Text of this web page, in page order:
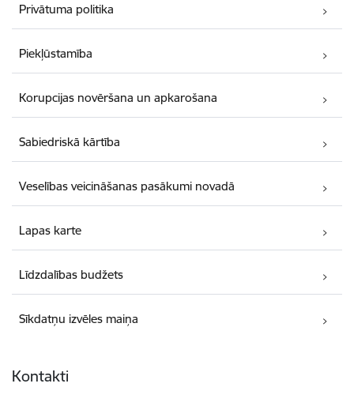
Privātuma politika
Piekļūstamība
Korupcijas novēršana un apkarošana
Sabiedriskā kārtība
Veselības veicināšanas pasākumi novadā
Lapas karte
Līdzdalības budžets
Sīkdatņu izvēles maiņa
Kontakti